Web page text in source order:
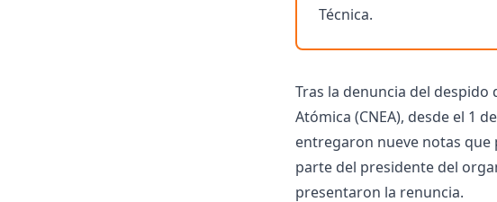
Técnica.
Tras la denuncia del despido
Atómica (CNEA), desde el 1
entregaron nueve notas que
parte del presidente del
presentaron la renuncia.